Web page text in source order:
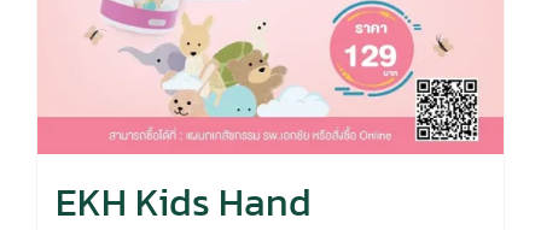
EKH Kids Hand